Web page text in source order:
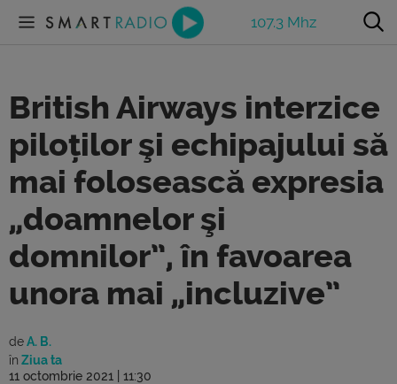
107.3 Mhz
British Airways interzice
piloților şi echipajului să
mai folosească expresia
„doamnelor şi
domnilor”, în favoarea
unora mai „incluzive”
deA. B.
în Ziua ta
11 octombrie 2021 | 11:30